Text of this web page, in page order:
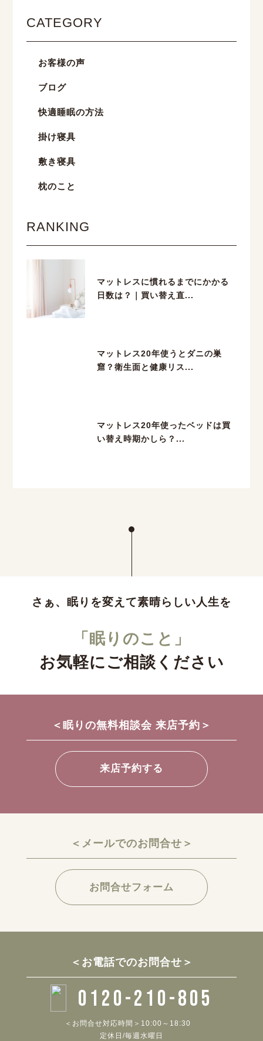
CATEGORY
お客様の声
ブログ
快適睡眠の方法
掛け寝具
敷き寝具
枕のこと
RANKING
マットレスに慣れるまでにかかる
日数は？｜買い替え直...
マットレス20年使うとダニの巣
窟？衛生面と健康リス...
マットレス20年使ったベッドは買
い替え時期かしら？...
さぁ、眠りを変えて素晴らしい人生を
「眠りのこと」
お気軽にご相談ください
＜眠りの無料相談会 来店予約＞
来店予約する
＜メールでのお問合せ＞
お問合せフォーム
＜お電話でのお問合せ＞
0120-210-805
＜お問合せ対応時間＞10:00～18:30
定休日/毎週水曜日